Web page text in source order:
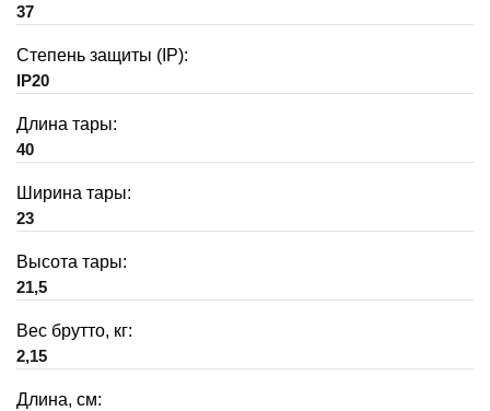
37
Степень защиты (IP):
IP20
Длина тары:
40
Ширина тары:
23
Высота тары:
21,5
Вес брутто, кг:
2,15
Длина, см: